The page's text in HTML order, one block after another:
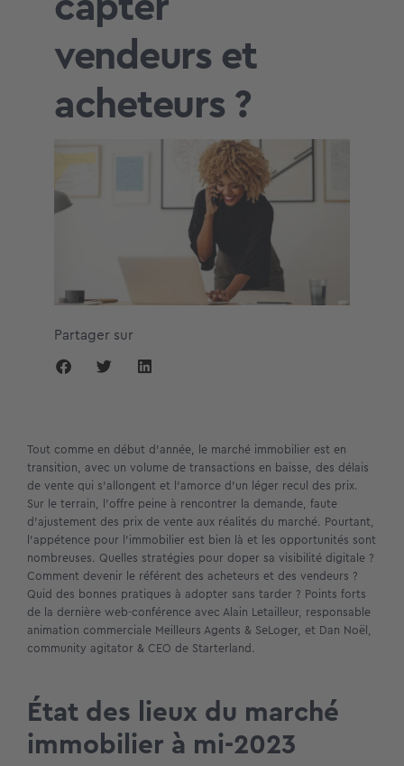
vendeurs et
acheteurs ?
Partager sur
Tout comme en début d’année, le marché immobilier est en
transition, avec un volume de transactions en baisse, des délais
de vente qui s’allongent et l’amorce d’un léger recul des prix.
Sur le terrain, l’offre peine à rencontrer la demande, faute
d’ajustement des prix de vente aux réalités du marché. Pourtant,
l’appétence pour l’immobilier est bien là et les opportunités sont
nombreuses. Quelles stratégies pour doper sa visibilité digitale ?
Comment devenir le référent des acheteurs et des vendeurs ?
Quid des bonnes pratiques à adopter sans tarder ? Points forts
de la dernière web-conférence avec Alain Letailleur, responsable
animation commerciale Meilleurs Agents & SeLoger, et Dan Noël,
community agitator & CEO de Starterland.
État des lieux du marché
immobilier à mi-2023